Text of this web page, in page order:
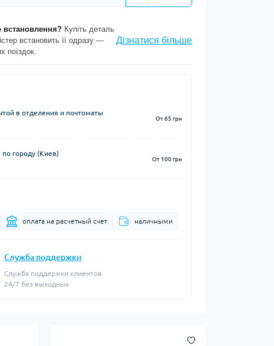
встановлення?Купіть деталь
встановить її одразу —
поїздок.
Дізнатися більше
в отделения и почтоматы
От 65 грн
по городу (Киев)
От 100 грн
оплата на расчетный счет наличными
Служба поддержки
Служба поддержки клиентов
24/7 без выходных